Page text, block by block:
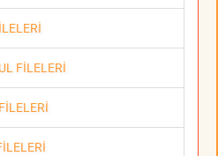
FİLELERİ